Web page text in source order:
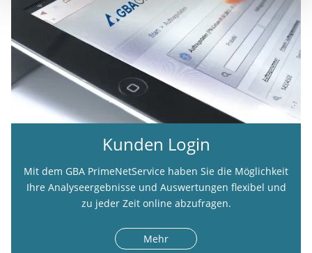
Kunden Login
Mit dem GBA PrimeNetService haben Sie die Möglichkeit
Ihre Analyseergebnisse und Auswertungen flexibel und
zu jeder Zeit online abzufragen.
Mehr